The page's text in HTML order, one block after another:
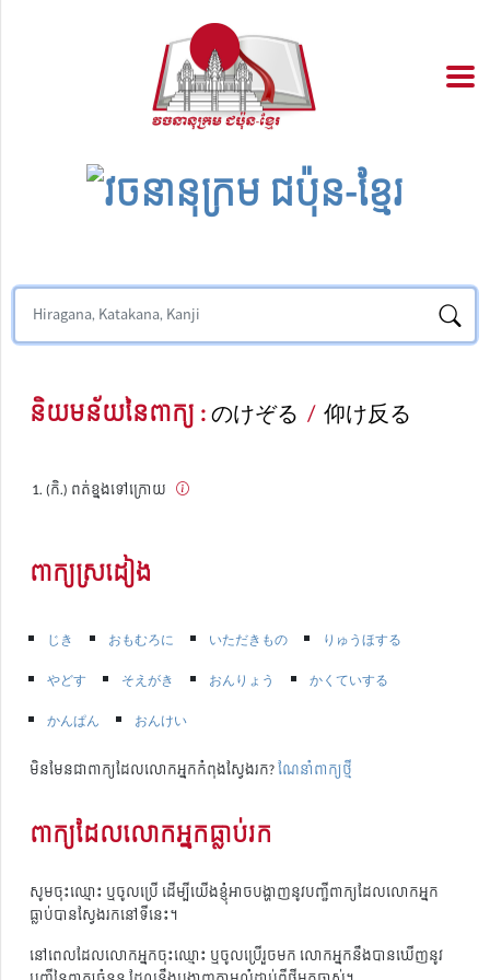
និយមន័យនៃពាក្យ :のけぞる / 仰け反る
(កិ.) ពត់ខ្នងទៅក្រោយ
ពាក្យស្រដៀង
じき おもむろに いただきもの
りゅうほする
やどす
そえがき おんりょう
かくていする
かんぱん
おんけい
មិនមែនជាពាក្យដែលលោកអ្នកកំពុងស្វែងរក?ណែនាំពាក្យថ្មី
ពាក្យដែលលោកអ្នកធ្លាប់រក
សូមចុះឈ្មោះ ឬចូលប្រើ ដើម្បីយើងខ្ញុំអាចបង្ហាញនូវបញ្ជីពាក្យដែលលោកអ្នក
ធ្លាប់បានស្វែងរកនៅទីនេះ។
នៅពេលដែលលោកអ្នកចុះឈ្មោះ ឬចូលប្រើរួចមក លោកអ្នកនឹងបានឃើញនូវ